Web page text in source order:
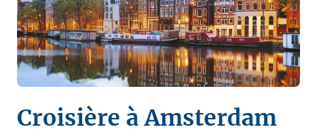
Croisière à Amsterdam